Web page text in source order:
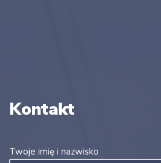
Kontakt
Twoje imię i nazwisko